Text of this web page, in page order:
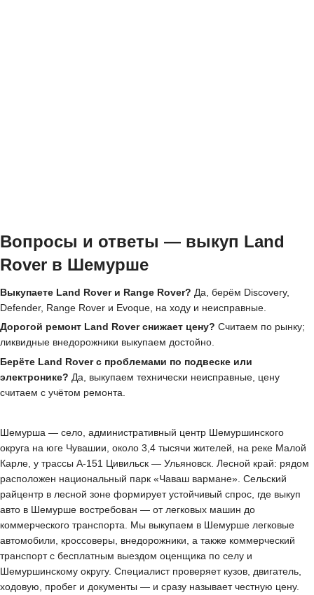
Вопросы и ответы — выкуп Land
Rover в Шемурше
Выкупаете Land Rover и Range Rover? Да, берём Discovery,
Defender, Range Rover и Evoque, на ходу и неисправные.
Дорогой ремонт Land Rover снижает цену? Считаем по рынку;
ликвидные внедорожники выкупаем достойно.
Берёте Land Rover с проблемами по подвеске или
электронике? Да, выкупаем технически неисправные, цену
считаем с учётом ремонта.
Шемурша — село, административный центр Шемуршинского
округа на юге Чувашии, около 3,4 тысячи жителей, на реке Малой
Карле, у трассы А-151 Цивильск — Ульяновск. Лесной край: рядом
расположен национальный парк «Чаваш вармане». Сельский
райцентр в лесной зоне формирует устойчивый спрос, где выкуп
авто в Шемурше востребован — от легковых машин до
коммерческого транспорта. Мы выкупаем в Шемурше легковые
автомобили, кроссоверы, внедорожники, а также коммерческий
транспорт с бесплатным выездом оценщика по селу и
Шемуршинскому округу. Специалист проверяет кузов, двигатель,
ходовую, пробег и документы — и сразу называет честную цену.